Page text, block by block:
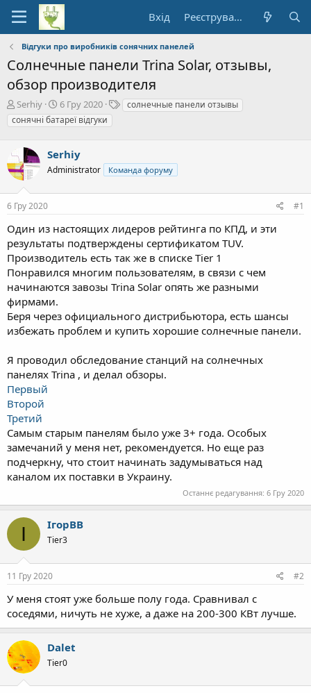
Вхід Реєстрування
Відгуки про виробників сонячних панелей
Солнечные панели Trina Solar, отзывы,
обзор производителя
А
в
т
р
т
е
м
и
Serhiy
Д
а
т
п
о
а
у
6 Гру 2020
Тсолнечные панели отзывы
сонячні батареї відгуки
Serhiy
Administrator Команда форуму
6 Гру 2020 #1
Один из настоящих лидеров рейтинга по КПД, и эти
результаты подтверждены сертификатом TUV.
Производитель есть так же в списке Tier 1
Понравился многим пользователям, в связи с чем
начинаются завозы Trina Solar опять же разными
фирмами.
Беря через официального дистрибьютора, есть шансы
избежать проблем и купить хорошие солнечные панели.
Я проводил обследование станций на солнечных
панелях Trina , и делал обзоры.
Первый
Второй
Третий
Самым старым панелям было уже 3+ года. Особых
замечаний у меня нет, рекомендуется. Но еще раз
подчеркну, что стоит начинать задумываться над
каналом их поставки в Украину.
Останнє редагування: 6 Гру 2020
І ІгорВВ
Tier3
11 Гру 2020 #2
У меня стоят уже больше полу года. Сравнивал с
соседями, ничуть не хуже, а даже на 200-300 КВт лучше.
Dalet
Tier0